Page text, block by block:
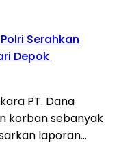
Serahkan
Depok
PT. Dana
korban sebanyak
laporan…